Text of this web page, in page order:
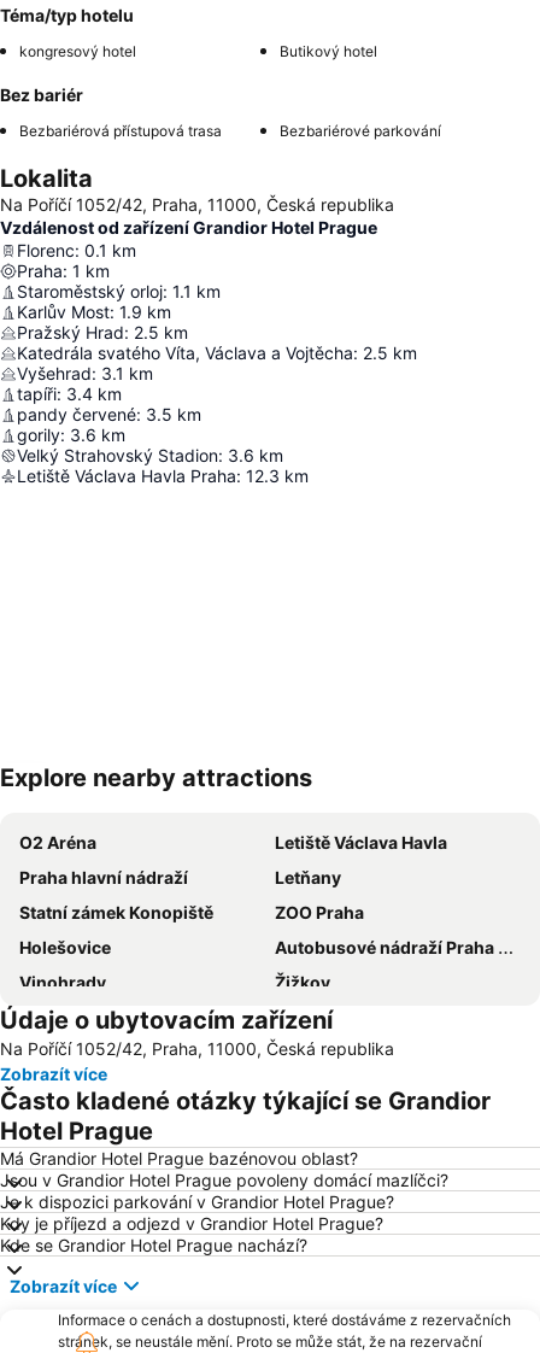
Téma/typ hotelu
kongresový hotel Butikový hotel
Bez bariér
Bezbariérová přístupová trasa Bezbariérové parkování
Lokalita
Na Poříčí 1052/42, Praha, 11000, Česká republika
Vzdálenost od zařízení Grandior Hotel Prague
Florenc: 0.1 km
Praha: 1 km
Staroměstský orloj: 1.1 km
Karlův Most: 1.9 km
Pražský Hrad: 2.5 km
Katedrála svatého Víta, Václava a Vojtěcha: 2.5 km
Vyšehrad: 3.1 km
tapíři: 3.4 km
pandy červené: 3.5 km
gorily: 3.6 km
Velký Strahovský Stadion: 3.6 km
Letiště Václava Havla Praha: 12.3 km
Explore nearby attractions
O2 Aréna
Letiště Václava Havla
Praha hlavní nádraží
Letňany
Statní zámek Konopiště
ZOO Praha
Holešovice
Autobusové nádraží Praha Florenc
Vinohrady
Žižkov
Vršovice
Výstaviště Praha - Holešovice
Chodov
Smíchov
Václavské náměstí
Na Kampě
Horní Počernice
Televizní věž Žižkov
Dejvice
Hostivař
Zličín
Modřany
Old Town Square
Zbraslav
Karlovo náměstí
Suchdol
Vyšehrad
Malá Strana
Údaje o ubytovacím zařízení
Na Poříčí 1052/42, Praha, 11000, Česká republika
Zobrazít více
Často kladené otázky týkající se Grandior
Hotel Prague
Má Grandior Hotel Prague bazénovou oblast?
Jsou v Grandior Hotel Prague povoleny domácí mazlíčci?
Je k dispozici parkování v Grandior Hotel Prague?
Kdy je příjezd a odjezd v Grandior Hotel Prague?
Kde se Grandior Hotel Prague nachází?
Zobrazít více
Informace o cenách a dostupnosti, které dostáváme z rezervačních
stránek, se neustále mění. Proto se může stát, že na rezervační